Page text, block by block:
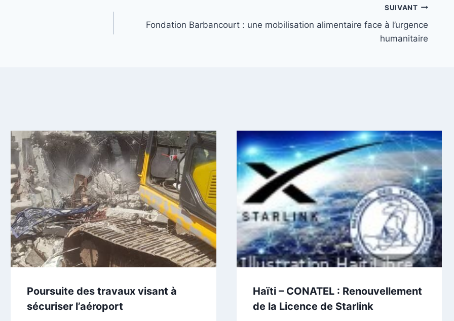
SUIVANT
Fondation Barbancourt : une mobilisation alimentaire face à l’urgence
humanitaire
Poursuite des travaux visant à
sécuriser l’aéroport
Haïti – CONATEL : Renouvellement
de la Licence de Starlink